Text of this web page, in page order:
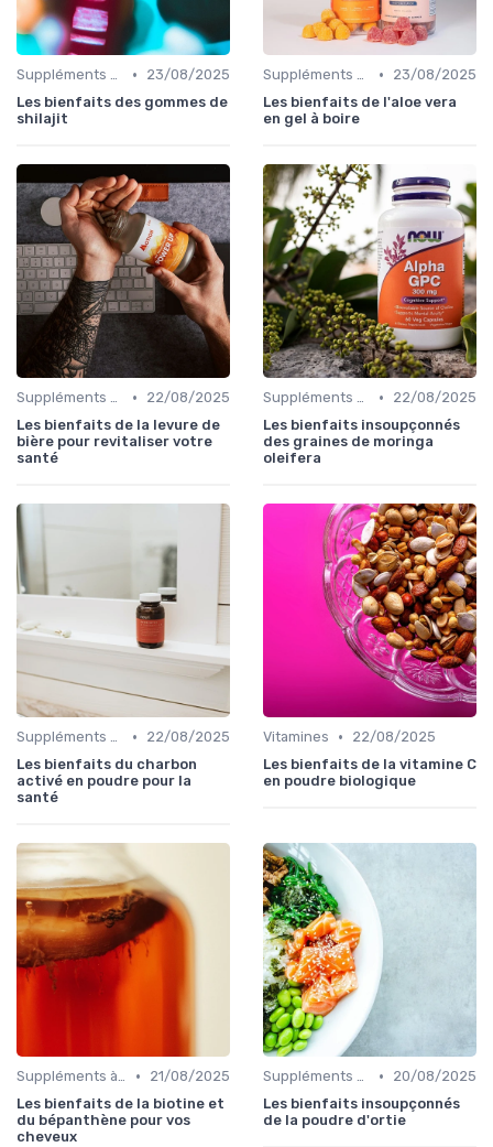
Suppléments à base de plantes •
23/08/2025
Les bienfaits des gommes de
shilajit
Suppléments à base de plantes •
23/08/2025
Les bienfaits de l'aloe vera
en gel à boire
Suppléments à base de plantes •
22/08/2025
Les bienfaits de la levure de
bière pour revitaliser votre
santé
Suppléments à base de plantes •
22/08/2025
Les bienfaits insoupçonnés
des graines de moringa
oleifera
Suppléments à base de plantes •
22/08/2025
Les bienfaits du charbon
activé en poudre pour la
santé
Vitamines •
22/08/2025
Les bienfaits de la vitamine C
en poudre biologique
Suppléments à base de plantes •
21/08/2025
Les bienfaits de la biotine et
du bépanthène pour vos
cheveux
Suppléments à base de plantes •
20/08/2025
Les bienfaits insoupçonnés
de la poudre d'ortie